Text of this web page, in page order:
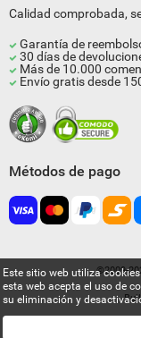
Este sitio web utiliza
esta web acepta el uso de
su eliminación y
Calidad comprobada,
Garantía de
30 días de
Más de 10.000
Envío gratis desde
Métodos de pago
©2009-